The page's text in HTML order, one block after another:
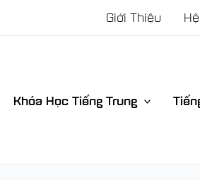
Giới Thiệu
Khóa Học Tiếng Trung